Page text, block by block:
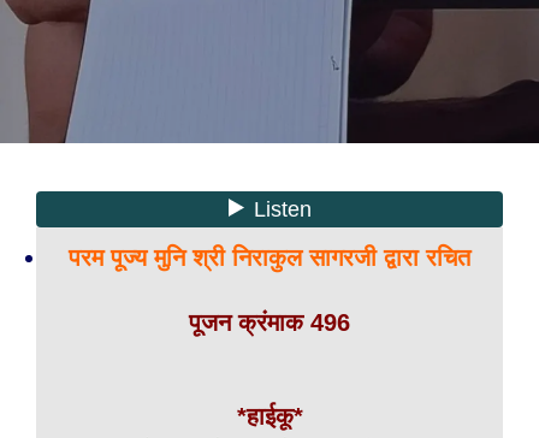
परम पूज्य मुनि श्री निराकुल सागरजी द्वारा रचित
पूजन क्रंमाक 496
*हाईकू*